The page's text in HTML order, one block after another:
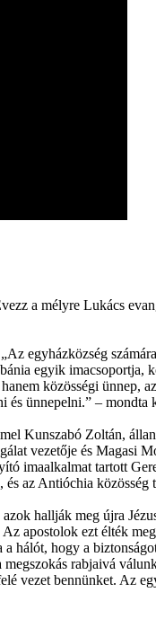
a mélyre Lukács
egyházközség
egyik imacsoportja,
közösségi ünnep,
ünnepelni.” – mondta
Kunszabó Zoltán,
vezetője és Magasi
imaalkalmat tartott
az Antióchia közösség
hallják meg újra
apostolok ezt élték
hálót, hogy a
rabjaivá
vezet bennünket. Az